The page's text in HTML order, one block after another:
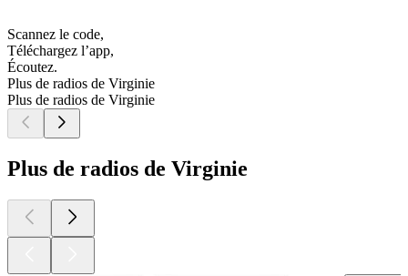
Scannez le code,
Téléchargez l’app,
Écoutez.
Plus de radios de Virginie
Plus de radios de Virginie
Plus de radios de Virginie